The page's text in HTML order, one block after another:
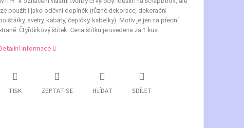
lze použít i jako oděvní doplněk (různé dekorace, dekorační
svetry, kabáty, čepičky, kabelky). Motiv je jen na přední
Čtyřdírkový štítek. Cena štítku je uvedena za 1 kus.
informace
TISK ZEPTAT SE HLÍDAT SDÍLET